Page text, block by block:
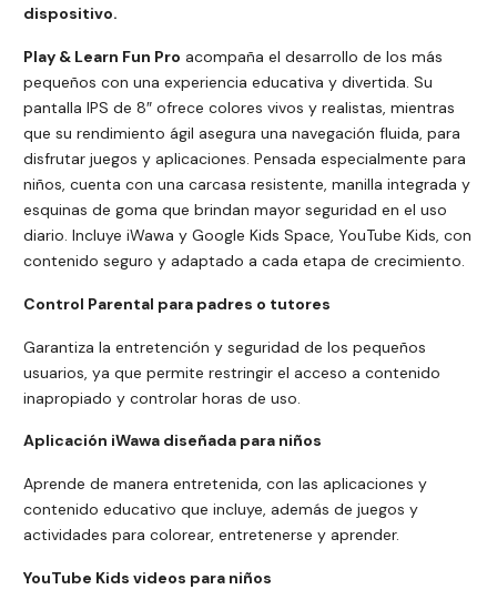
dispositivo.
Play & Learn Fun Pro acompaña el desarrollo de los más
pequeños con una experiencia educativa y divertida. Su
pantalla IPS de 8″ ofrece colores vivos y realistas, mientras
que su rendimiento ágil asegura una navegación fluida, para
disfrutar juegos y aplicaciones. Pensada especialmente para
niños, cuenta con una carcasa resistente, manilla integrada y
esquinas de goma que brindan mayor seguridad en el uso
diario. Incluye iWawa y Google Kids Space, YouTube Kids, con
contenido seguro y adaptado a cada etapa de crecimiento.
Control Parental para padres o tutores
Garantiza la entretención y seguridad de los pequeños
usuarios, ya que permite restringir el acceso a contenido
inapropiado y controlar horas de uso.
Aplicación iWawa diseñada para niños
Aprende de manera entretenida, con las aplicaciones y
contenido educativo que incluye, además de juegos y
actividades para colorear, entretenerse y aprender.
YouTube Kids videos para niños